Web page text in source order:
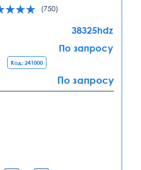
(750)
38325hdz
По запросу
Код: 241000
По запросу